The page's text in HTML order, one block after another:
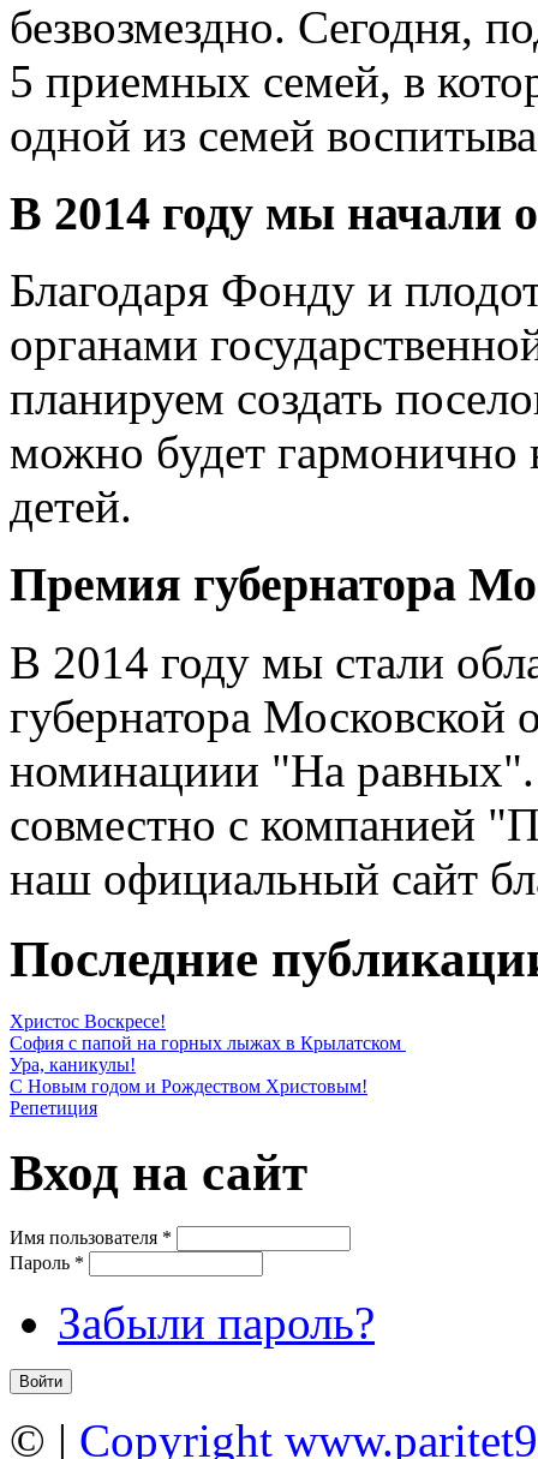
безвозмездно. Сегодня,
5 приемных семей, в
одной из семей
В 2014 году мы начали
Благодаря Фонду и
органами
планируем создать
можно будет гармонично
детей.
Премия губернатора
В 2014 году мы стали
губернатора
номинациии "На равных".
совместно с компанией
наш официальный сайт
Последние
Христос Воскресе!
София с папой на горных лыжах в Крылатском
Ура, каникулы!
С Новым годом и Рождеством Христовым!
Репетиция
Вход на сайт
Имя пользователя *
Пароль *
Забыли пароль?
© | Copyright